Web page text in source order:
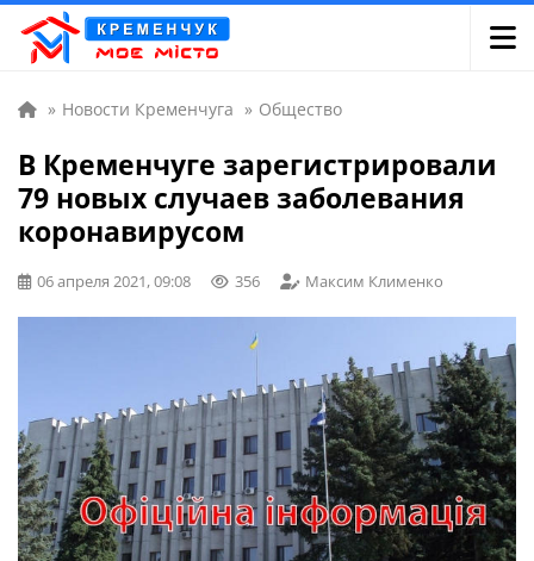
» Новости Кременчуга » Общество
В Кременчуге зарегистрировали
79 новых случаев заболевания
коронавирусом
06 апреля 2021, 09:08 356 Максим Клименко